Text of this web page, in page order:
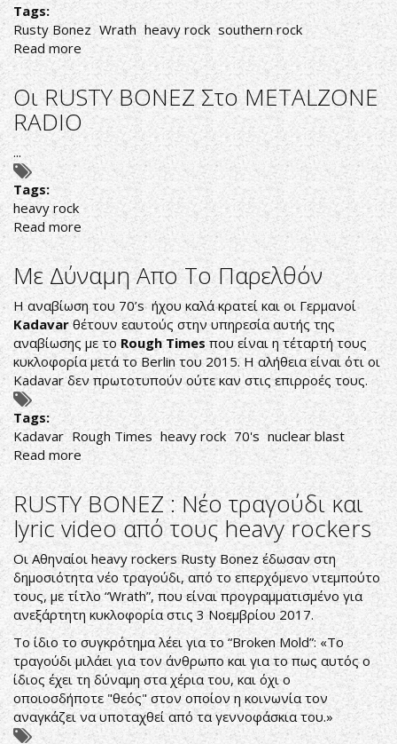
Tags:
Rusty Bonez Wrath heavy rock southern rock
Read more about
Στοχευμένος
Θυμός
Οι RUSTY BONEZ Στο METALZONE
RADIO
...
Tags:
heavy rock
Read moreabout
Οι
RUSTY
BONEZ
Στο
METALZONE
RADIO
Με Δύναμη Απο Το Παρελθόν
Η αναβίωση του 70’s ήχου καλά κρατεί και οι Γερμανοί
Kadavarθέτουν εαυτούς στην υπηρεσία αυτής της
αναβίωσης με το Rough Timesπου είναι η τέταρτή τους
κυκλοφορία μετά το Berlin του 2015. Η αλήθεια είναι ότι οι
Kadavar δεν πρωτοτυπούν ούτε καν στις επιρροές τους.
Tags:
Kadavar Rough Times heavy rock 70's nuclear blast
Read more about
Με
Δύναμη
Απο
Το
Παρελθόν
RUSTY BONEZ : Νέο τραγούδι και
lyric video από τους heavy rockers
Οι Αθηναίοι heavy rockers Rusty Bonez έδωσαν στη
δημοσιότητα νέο τραγούδι, από το επερχόμενο ντεμπούτο
τους, με τίτλο “Wrath”, που είναι προγραμματισμένο για
ανεξάρτητη κυκλοφορία στις 3 Νοεμβρίου 2017.
Το ίδιο το συγκρότημα λέει για το “Broken Mold”: «Το
τραγούδι μιλάει για τον άνθρωπο και για το πως αυτός ο
ίδιος έχει τη δύναμη στα χέρια του, και όχι ο
οποιοσδήποτε "θεός" στον οποίον η κοινωνία τον
αναγκάζει να υποταχθεί από τα γεννοφάσκια του.»